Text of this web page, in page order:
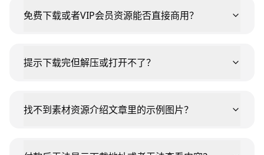
免费下载或者VIP会员资源能否直接商用？
提示下载完但解压或打开不了？
找不到素材资源介绍文章里的示例图片？